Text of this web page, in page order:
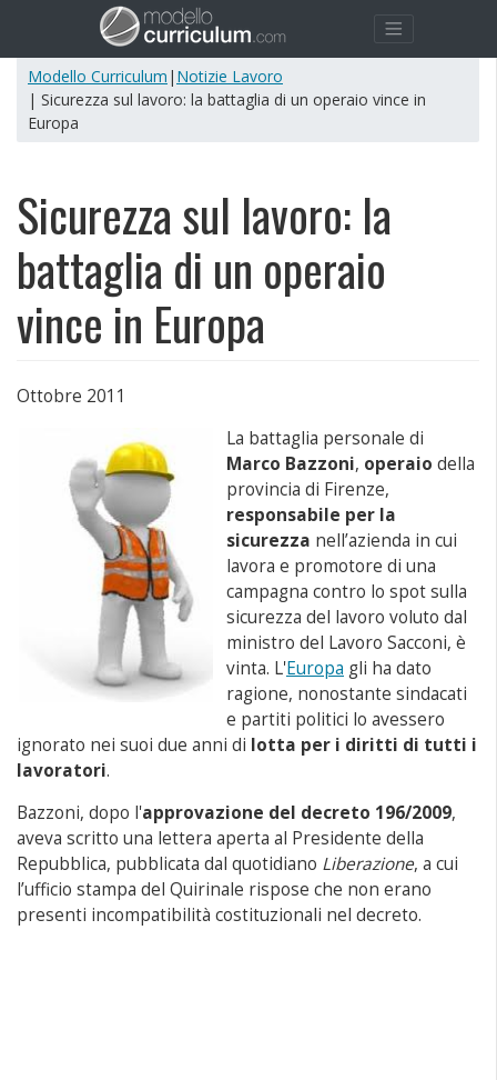
Modello Curriculum | Notizie Lavoro
| Sicurezza sul lavoro: la battaglia di un operaio vince in
Europa
Sicurezza sul lavoro: la
battaglia di un operaio
vince in Europa
Ottobre 2011
La battaglia personale di
Marco Bazzoni, operaio della
provincia di Firenze,
responsabile per la
sicurezza nell’azienda in cui
lavora e promotore di una
campagna contro lo spot sulla
sicurezza del lavoro voluto dal
ministro del Lavoro Sacconi, è
vinta. L'Europa gli ha dato
ragione, nonostante sindacati
e partiti politici lo avessero
ignorato nei suoi due anni di lotta per i diritti di tutti i
lavoratori.
Bazzoni, dopo l'approvazione del decreto 196/2009,
aveva scritto una lettera aperta al Presidente della
Repubblica, pubblicata dal quotidiano Liberazione, a cui
l’ufficio stampa del Quirinale rispose che non erano
presenti incompatibilità costituzionali nel decreto.